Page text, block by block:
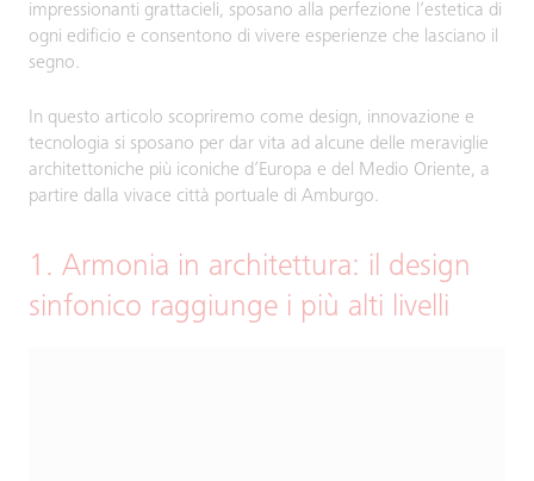
impressionanti grattacieli, sposano alla perfezione l’estetica di
ogni edificio e consentono di vivere esperienze che lasciano il
segno.
In questo articolo scopriremo come design, innovazione e
tecnologia si sposano per dar vita ad alcune delle meraviglie
architettoniche più iconiche d’Europa e del Medio Oriente, a
partire dalla vivace città portuale di Amburgo.
1. Armonia in architettura: il design
sinfonico raggiunge i più alti livelli